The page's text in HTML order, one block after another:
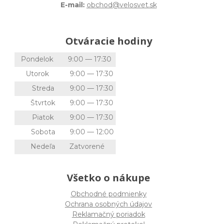
E-mail: obchod@velosvet.sk
Otváracie hodiny
Pondelok
9:00 — 17:30
Utorok
9:00 — 17:30
Streda
9:00 — 17:30
Štvrtok
9:00 — 17:30
Piatok
9:00 — 17:30
Sobota
9:00 — 12:00
Nedeľa
Zatvorené
Všetko o nákupe
Obchodné podmienky
Ochrana osobných údajov
Reklamačný poriadok